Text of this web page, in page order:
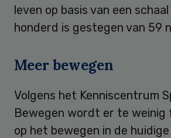
leven op basis van een
honderd is gestegen van 59
Meer bewegen
Volgens het Kenniscentrum
Bewegen wordt er te weinig
op het bewegen in de huidige